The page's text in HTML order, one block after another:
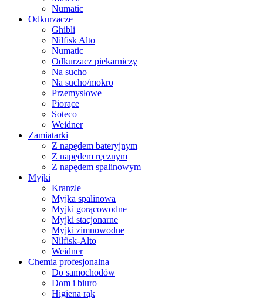
Numatic
Odkurzacze
Ghibli
Nilfisk Alto
Numatic
Odkurzacz piekarniczy
Na sucho
Na sucho/mokro
Przemysłowe
Piorące
Soteco
Weidner
Zamiatarki
Z napędem bateryjnym
Z napędem ręcznym
Z napędem spalinowym
Myjki
Kranzle
Myjka spalinowa
Myjki gorącowodne
Myjki stacjonarne
Myjki zimnowodne
Nilfisk-Alto
Weidner
Chemia profesjonalna
Do samochodów
Dom i biuro
Higiena rąk